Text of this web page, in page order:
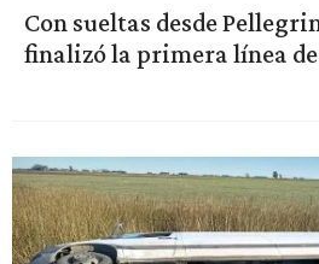
Con sueltas desde
finalizó la primera línea